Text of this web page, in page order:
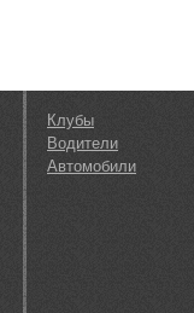
Клубы
Водители
Автомобили